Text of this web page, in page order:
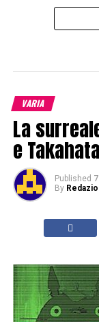
VARIA
La
e
Published
By